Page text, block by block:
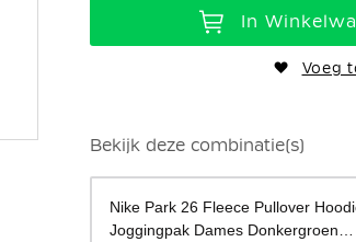
In
Voeg
Bekijk deze combinatie(s)
Nike Park 26 Fleece Pullover
Joggingpak Dames Donkergroen